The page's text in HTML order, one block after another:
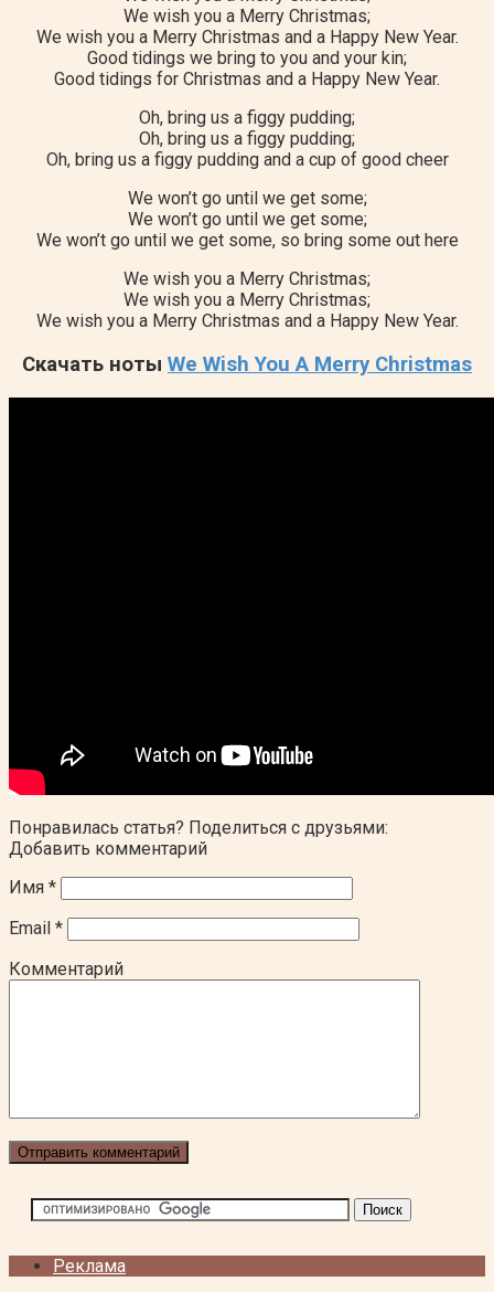
We wish you a Merry Christmas;
We wish you a Merry Christmas and a Happy New Year.
Good tidings we bring to you and your kin;
Good tidings for Christmas and a Happy New Year.
Oh, bring us a figgy pudding;
Oh, bring us a figgy pudding;
Oh, bring us a figgy pudding and a cup of good cheer
We won’t go until we get some;
We won’t go until we get some;
We won’t go until we get some, so bring some out here
We wish you a Merry Christmas;
We wish you a Merry Christmas;
We wish you a Merry Christmas and a Happy New Year.
Скачать ноты We Wish You A Merry Christmas
Понравилась статья? Поделиться с друзьями:
Добавить комментарий
Имя *
Email *
Комментарий
Реклама